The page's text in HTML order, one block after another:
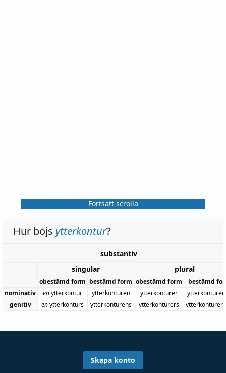
Fortsätt scrolla
Hur böjs ytterkontur?
substantiv
singular
plural
obestämd form bestämd form obestämd form
bestämd
nominativ
enytterkontur ytterkonturen ytterkonturer
genitiv
enytterkonturs ytterkonturens ytterkonturers
Skapa konto